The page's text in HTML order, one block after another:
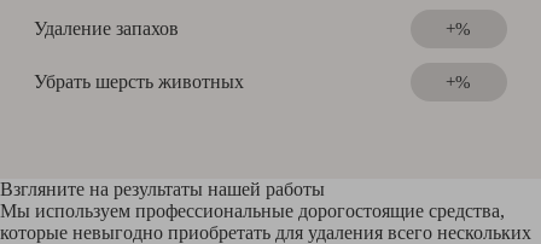
Удаление запахов +%
Убрать шерсть животных +%
Взгляните на результаты нашей работы
Мы используем профессиональные дорогостоящие средства,
которые невыгодно приобретать для удаления всего нескольких